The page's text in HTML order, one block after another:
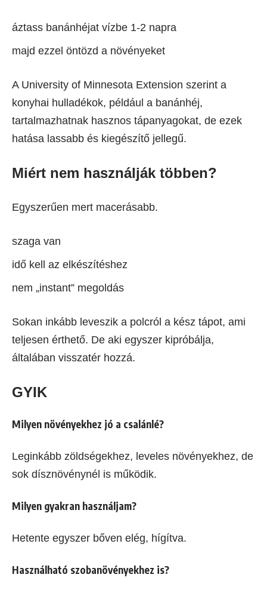
áztass banánhéjat vízbe 1-2 napra
majd ezzel öntözd a növényeket
A University of Minnesota Extension szerint a
konyhai hulladékok, például a banánhéj,
tartalmazhatnak hasznos tápanyagokat, de ezek
hatása lassabb és kiegészítő jellegű.
Miért nem használják többen?
Egyszerűen mert macerásabb.
szaga van
idő kell az elkészítéshez
nem „instant” megoldás
Sokan inkább leveszik a polcról a kész tápot, ami
teljesen érthető. De aki egyszer kipróbálja,
általában visszatér hozzá.
GYIK
Milyen növényekhez jó a csalánlé?
Leginkább zöldségekhez, leveles növényekhez, de
sok dísznövénynél is működik.
Milyen gyakran használjam?
Hetente egyszer bőven elég, hígítva.
Használható szobanövényekhez is?